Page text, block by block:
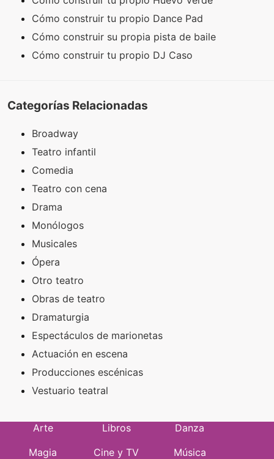
Cómo construir tu propio Dance Pad
Cómo construir su propia pista de baile
Cómo construir tu propio DJ Caso
Categorías Relacionadas
Broadway
Teatro infantil
Comedia
Teatro con cena
Drama
Monólogos
Musicales
Ópera
Otro teatro
Obras de teatro
Dramaturgia
Espectáculos de marionetas
Actuación en escena
Producciones escénicas
Vestuario teatral
Arte Libros
Danza
Magia
Cine y TV Música